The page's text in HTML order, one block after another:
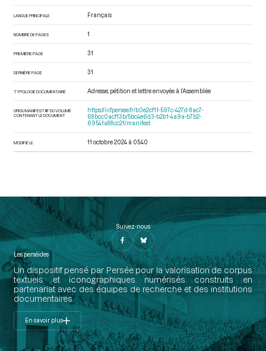
LANGUE PRINCIPALE Français
NOMBRE DE PAGES 1
PREMIÈRE PAGE 31
DERNIÈRE PAGE 31
TYPOLOGIE DOCUMENTAIRE Adresse, pétition et lettre envoyée à l’Assemblée
URI DU MANIFEST IIIF DU VOLUME
CONTENANT LE DOCUMENT
https://iiif.persee.fr/b0e2cf11-597c-427d-8ac7-
68bcc0acf13b/5bc4e6d3-b2b1-4a9a-b7b2-
69541a88cc21/manifest
MODIFIÉ LE 11 octobre 2024 à 05:40
Suivez-nous
Les perséides
Un dispositif pensé par Persée pour la valorisation de corpus
textuels et iconographiques numérisés construits en
partenariat avec des équipes de recherche et des institutions
documentaires.
En savoir plus